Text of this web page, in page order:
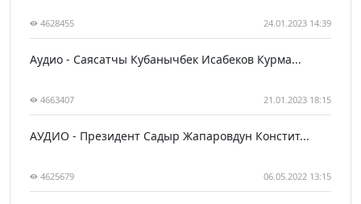
4628455 24.01.2023 14:39
Аудио - Саясатчы Кубанычбек Исабеков Курма...
4663407 21.01.2023 18:15
АУДИО - Президент Садыр Жапаровдун Констит...
4625679 06.05.2022 13:15